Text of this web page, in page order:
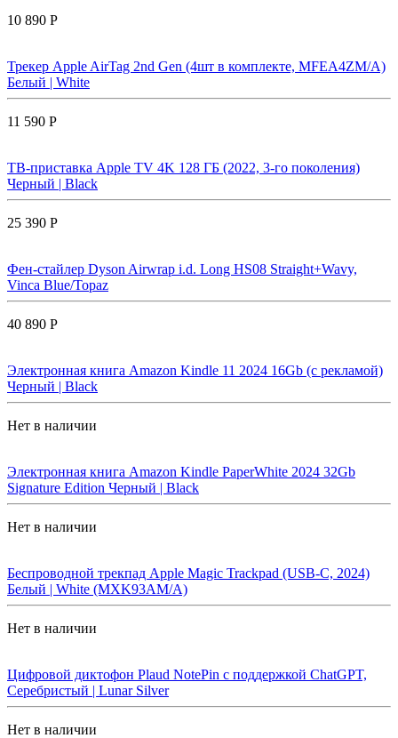
10 890 Р
Трекер Apple AirTag 2nd Gen (4шт в комплекте, MFEA4ZM/A)
Белый | White
11 590 Р
ТВ-приставка Apple TV 4K 128 ГБ (2022, 3-го поколения)
Черный | Black
25 390 Р
Фен-стайлер Dyson Airwrap i.d. Long HS08 Straight+Wavy,
Vinca Blue/Topaz
40 890 Р
Электронная книга Amazon Kindle 11 2024 16Gb (с рекламой)
Черный | Black
Нет в наличии
Электронная книга Amazon Kindle PaperWhite 2024 32Gb
Signature Edition Черный | Black
Нет в наличии
Беспроводной трекпад Apple Magic Trackpad (USB-C, 2024)
Белый | White (MXK93AM/A)
Нет в наличии
Цифровой диктофон Plaud NotePin с поддержкой ChatGPT,
Серебристый | Lunar Silver
Нет в наличии